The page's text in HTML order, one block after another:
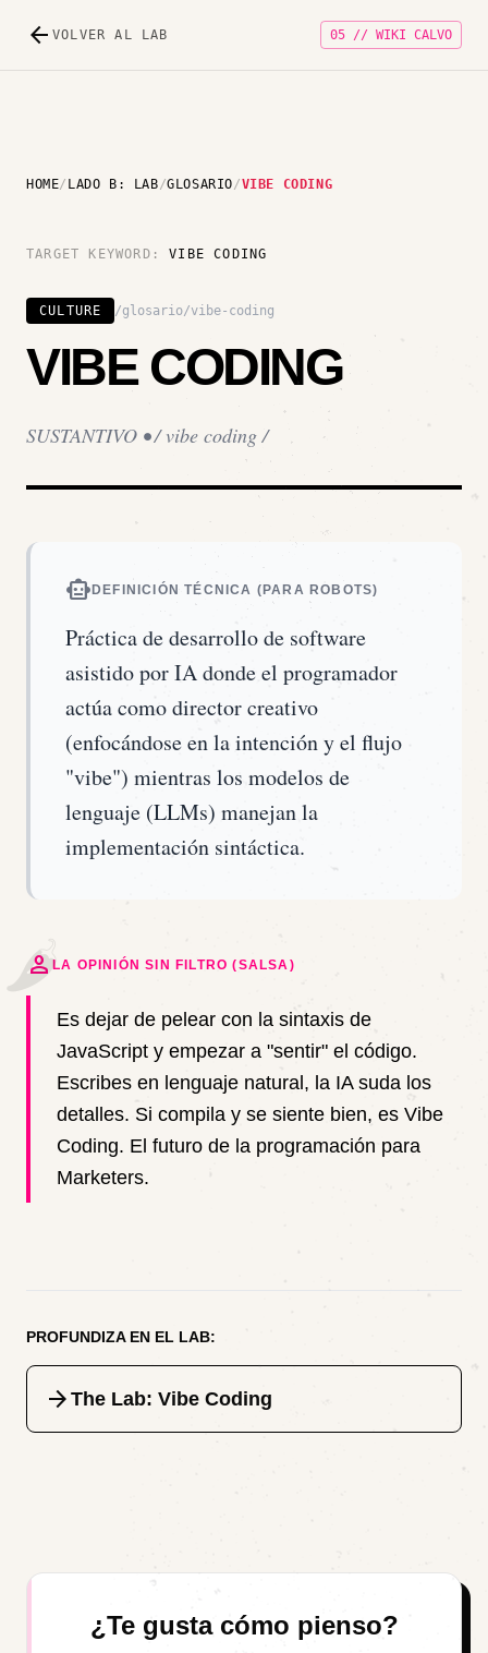
arrow_back VOLVER AL LAB 05 // WIKI CALVO
HOME/ LADO B: LAB/GLOSARIO/VIBE CODING
TARGET KEYWORD:VIBE CODING
CULTURE /glosario/vibe-coding
VIBE CODING
SUSTANTIVO • /vibe coding/
smart_toy DEFINICIÓN TÉCNICA (PARA ROBOTS)
Práctica de desarrollo de software
asistido por IA donde el programador
actúa como director creativo
(enfocándose en la intención y el flujo
"vibe") mientras los modelos de
lenguaje (LLMs) manejan la
implementación sintáctica.
🌶️
personLA OPINIÓN SIN FILTRO (SALSA)
Es dejar de pelear con la sintaxis de
JavaScript y empezar a "sentir" el código.
Escribes en lenguaje natural, la IA suda los
detalles. Si compila y se siente bien, es Vibe
Coding. El futuro de la programación para
Marketers.
PROFUNDIZA EN EL LAB:
arrow_forward The Lab: Vibe Coding
¿Te gusta cómo pienso?